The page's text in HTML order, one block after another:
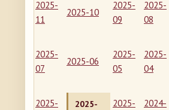
2025-
11
2025-10
2025-
09
2025-
08
2025-
07
2025-06
2025-
05
2025-
04
2025-
2025-
2025-
2024-